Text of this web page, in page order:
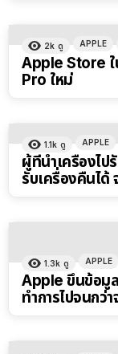
2k ดู APPLE
Apple Store ใ
Pro ใหม่
1.1k ดู APPLE
ผู้ที่นำเครื่องไป
รับเครื่องคืนได้
1.3k ดู APPLE
Apple ขึ้นข้อมู
ทำการไปจนกว่า